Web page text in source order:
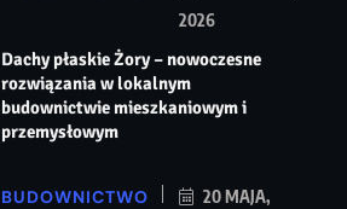
2026
Dachy płaskie Żory – nowoczesne
rozwiązania w lokalnym
budownictwie mieszkaniowym i
przemysłowym
BUDOWNICTWO
20 MAJA,